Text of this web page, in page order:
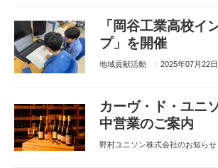
「岡谷工業高校イ
プ」を開催
地域貢献活動 2025年07月22日
カーヴ・ド・ユニ
中営業のご案内
野村ユニソン株式会社のお知らせ